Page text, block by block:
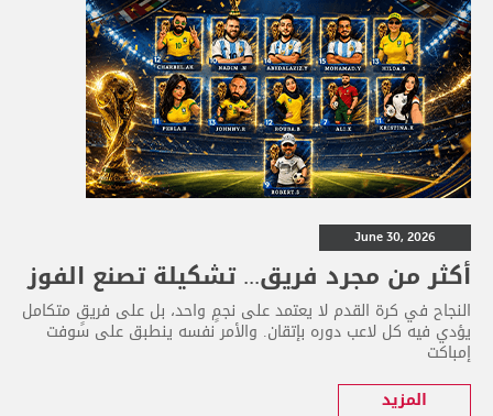
June 30, 2026
أكثر من مجرد فريق... تشكيلة تصنع الفوز
النجاح في كرة القدم لا يعتمد على نجمٍ واحد، بل على فريقٍ متكامل
يؤدي فيه كل لاعب دوره بإتقان. والأمر نفسه ينطبق على سوفت
إمباكت
المزيد